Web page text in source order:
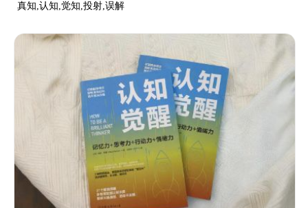
真知,认知,觉知,投射,误解